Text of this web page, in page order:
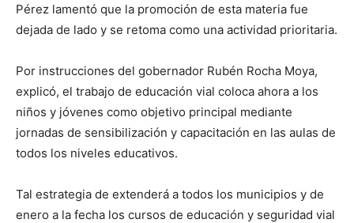
Pérez lamentó que la promoción de esta materia fue
dejada de lado y se retoma como una actividad prioritaria.
Por instrucciones del gobernador Rubén Rocha Moya,
explicó, el trabajo de educación vial coloca ahora a los
niños y jóvenes como objetivo principal mediante
jornadas de sensibilización y capacitación en las aulas de
todos los niveles educativos.
Tal estrategia de extenderá a todos los municipios y de
enero a la fecha los cursos de educación y seguridad vial